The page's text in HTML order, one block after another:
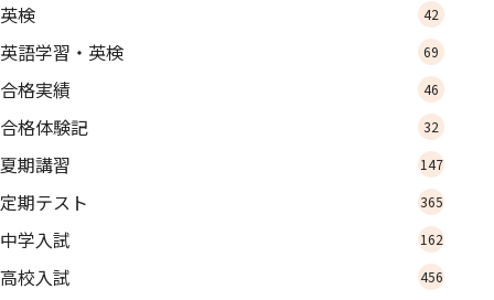
英検 42
英語学習・英検 69
合格実績 46
合格体験記 32
夏期講習 147
定期テスト 365
中学入試 162
高校入試 456